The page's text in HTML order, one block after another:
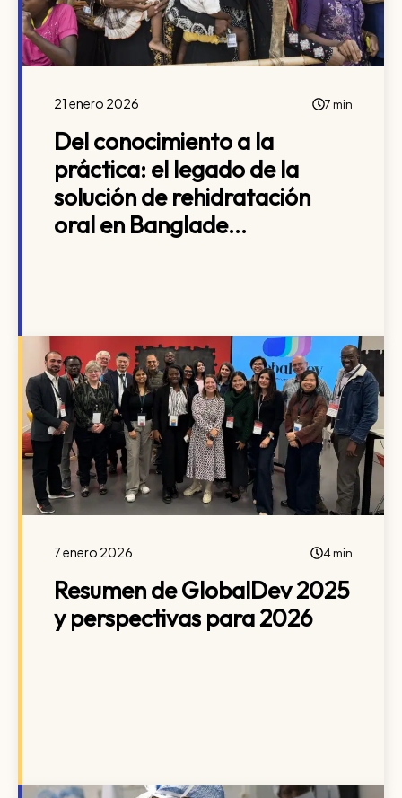
21 enero 2026 7 min
Del conocimiento a la
práctica: el legado de la
solución de rehidratación
oral en Banglade...
7 enero 2026 4 min
Resumen de GlobalDev 2025
y perspectivas para 2026